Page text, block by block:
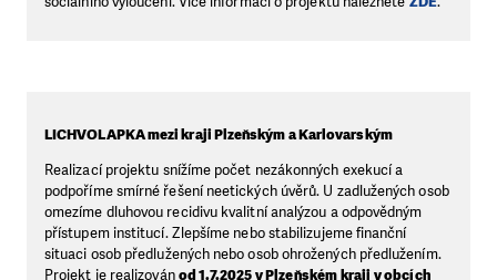
LICHVOLAPKA mezi kraji Plzeňským a Karlovarským
Realizací projektu snížíme počet nezákonných exekucí a
podpoříme smírné řešení neetických úvěrů. U zadlužených osob
omezíme dluhovou recidivu kvalitní analýzou a odpovědným
přístupem institucí. Zlepšíme nebo stabilizujeme finanční
situaci osob předlužených nebo osob ohrožených předlužením.
Projekt je realizovánod 1.7.2025 v Plzeňském kraji v obcích